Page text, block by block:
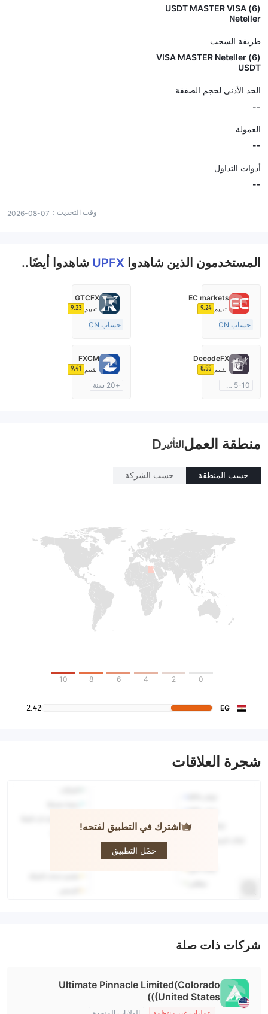
(6) USDT MASTER VISA
Neteller
طريقة السحب
(6) VISA MASTER Neteller
USDT
الحد الأدنى لحجم الصفقة
--
العمولة
--
أدوات التداول
--
وقت التحديث： 2026-08-07
المستخدمون الذين شاهدوا UPFX شاهدوا أيضًا..
EC markets
تقييم 9.24
حساب ECN
صناعة السوق (MM)
GTCFX
تقييم 9.23
حساب ECN
صناعة السوق (MM)
DecodeFX
تقييم 8.55
5-10 سنوات
FXCM
تقييم 9.41
+20 سنة
منطقة العملالتأثير D
حسب المنطقة حسب الشركة
0
2
4
6
8
10
EG
2.42
شجرة العلاقات
اشترك في التطبيق لفتحه!
حمّل التطبيق
شركات ذات صلة
Ultimate Pinnacle Limited(Colorado
(United States))